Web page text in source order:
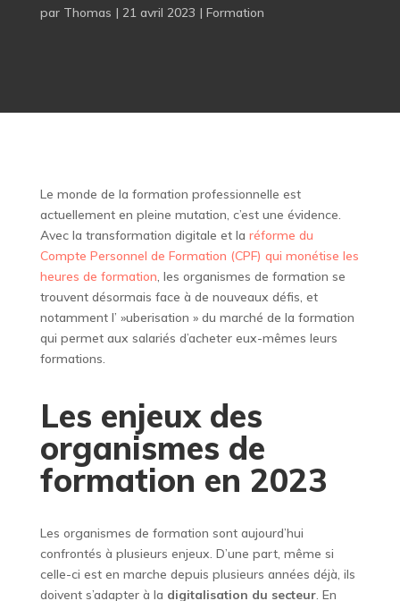
par Thomas | 21 avril 2023 | Formation
Le monde de la formation professionnelle est
actuellement en pleine mutation, c’est une évidence.
Avec la transformation digitale et la réforme du
Compte Personnel de Formation (CPF) qui monétise les
heures de formation, les organismes de formation se
trouvent désormais face à de nouveaux défis, et
notamment l’ »uberisation » du marché de la formation
qui permet aux salariés d’acheter eux-mêmes leurs
formations.
Les enjeux des
organismes de
formation en 2023
Les organismes de formation sont aujourd’hui
confrontés à plusieurs enjeux. D’une part, même si
celle-ci est en marche depuis plusieurs années déjà, ils
doivent s’adapter à la digitalisation du secteur. En